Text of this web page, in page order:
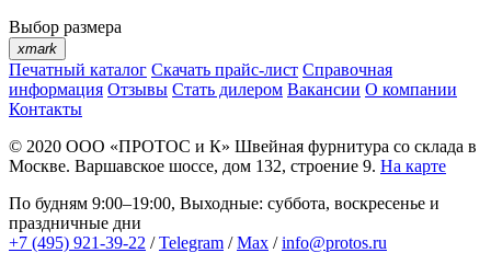
Выбор размера
xmark
Печатный каталог Скачать прайс-лист Справочная
информация Отзывы Стать дилером Вакансии О компании
Контакты
© 2020 ООО «ПРОТОС и К» Швейная фурнитура со склада в
Москве. Варшавское шоссе, дом 132, строение 9. На карте
По будням 9:00–19:00, Выходные: суббота, воскресенье и
праздничные дни
+7 (495) 921-39-22 /Telegram /Max /info@protos.ru